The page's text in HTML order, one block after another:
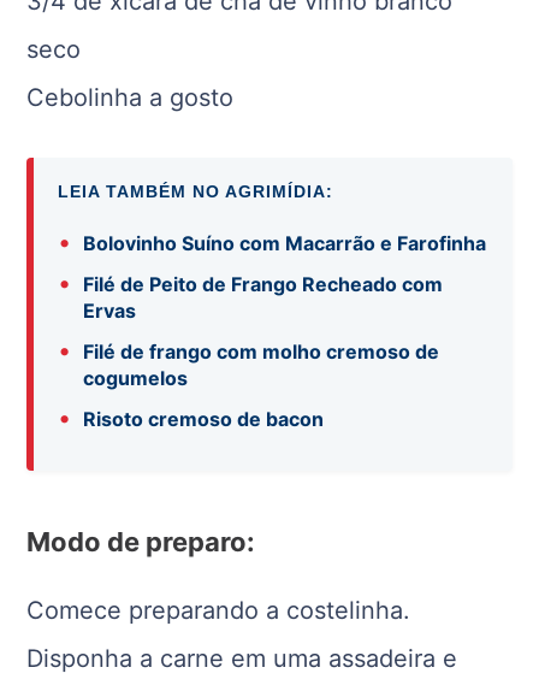
seco
Cebolinha a gosto
LEIA TAMBÉM NO AGRIMÍDIA:
• Bolovinho Suíno com Macarrão e Farofinha
•
Filé de Peito de Frango Recheado com
Ervas
•
Filé de frango com molho cremoso de
cogumelos
• Risoto cremoso de bacon
Modo de preparo:
Comece preparando a costelinha.
Disponha a carne em uma assadeira e